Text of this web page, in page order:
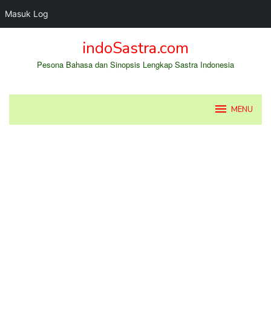
Masuk Log
indoSastra.com
Pesona Bahasa dan Sinopsis Lengkap Sastra Indonesia
MENU